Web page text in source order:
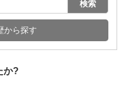
検索
から探す
か?